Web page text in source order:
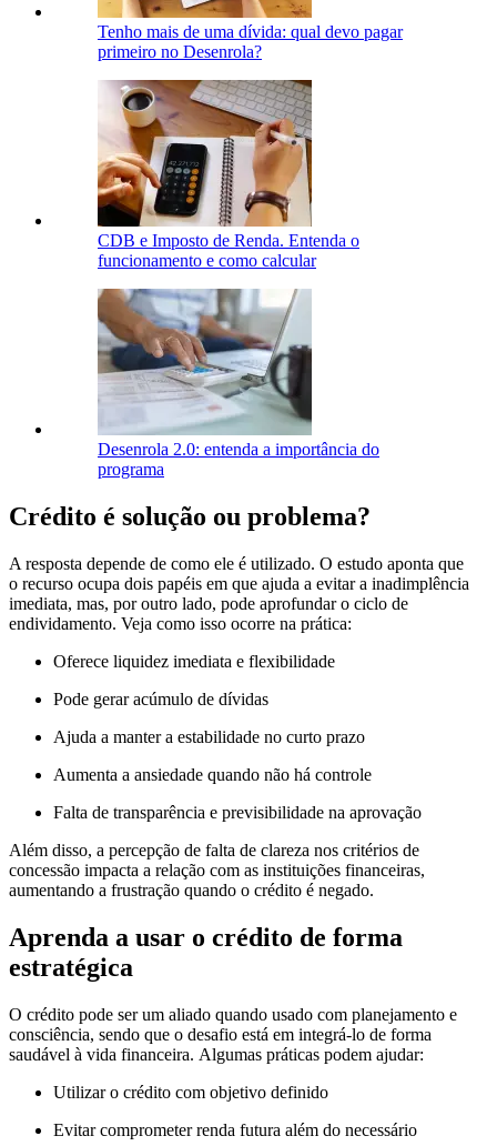
Tenho mais de uma dívida: qual devo pagar
primeiro no Desenrola?
CDB e Imposto de Renda. Entenda o
funcionamento e como calcular
Desenrola 2.0: entenda a importância do
programa
Crédito é solução ou problema?
A resposta depende de como ele é utilizado. O estudo aponta que
o recurso ocupa dois papéis em que ajuda a evitar a inadimplência
imediata, mas, por outro lado, pode aprofundar o ciclo de
endividamento. Veja como isso ocorre na prática:
Oferece liquidez imediata e flexibilidade
Pode gerar acúmulo de dívidas
Ajuda a manter a estabilidade no curto prazo
Aumenta a ansiedade quando não há controle
Falta de transparência e previsibilidade na aprovação
Além disso, a percepção de falta de clareza nos critérios de
concessão impacta a relação com as instituições financeiras,
aumentando a frustração quando o crédito é negado.
Aprenda a usar o crédito de forma
estratégica
O crédito pode ser um aliado quando usado com planejamento e
consciência, sendo que o desafio está em integrá-lo de forma
saudável à vida financeira. Algumas práticas podem ajudar:
Utilizar o crédito com objetivo definido
Evitar comprometer renda futura além do necessário